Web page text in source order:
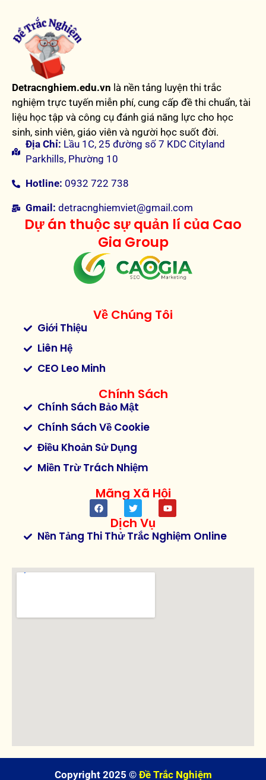
Detracnghiem.edu.vn là nền tảng luyện thi trắc
nghiệm trực tuyến miễn phí, cung cấp đề thi chuẩn, tài
liệu học tập và công cụ đánh giá năng lực cho học
sinh, sinh viên, giáo viên và người học suốt đời.
Địa Chỉ: Lầu 1C, 25 đường số 7 KDC Cityland
Parkhills, Phường 10
Hotline: 0932 722 738
Gmail: detracnghiemviet@gmail.com
Dự án thuộc sự quản lí của Cao
Gia Group
Về Chúng Tôi
Giới Thiệu
Liên Hệ
CEO Leo Minh
Chính Sách
Chính Sách Bảo Mật
Chính Sách Về Cookie
Điều Khoản Sử Dụng
Miền Trừ Trách Nhiệm
Mãng Xã Hội
Dịch Vụ
Nền Tảng Thi Thử Trắc Nghiệm Online
Copyright 2025 © Đề Trắc Nghiệm